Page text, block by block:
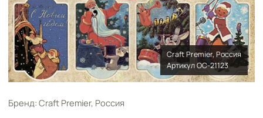
Craft Premier, Россия
Артикул OC-21123
Бренд: Craft Premier, Россия